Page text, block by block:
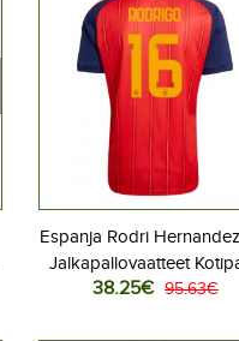
Espanja Rodri
Jalkapallovaatteet
MM-kisat 2026
38.25€ 95.63€